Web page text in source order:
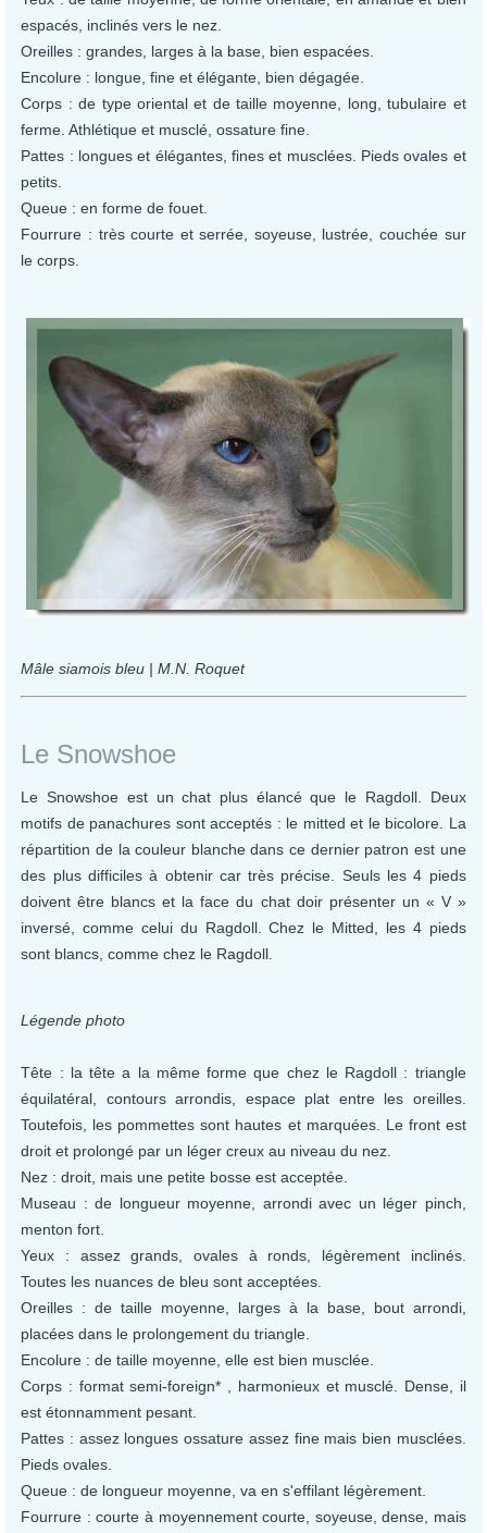
espacés, inclinés vers le nez.
Oreilles : grandes, larges à la base, bien espacées.
Encolure : longue, fine et élégante, bien dégagée.
Corps : de type oriental et de taille moyenne, long, tubulaire et
ferme. Athlétique et musclé, ossature fine.
Pattes : longues et élégantes, fines et musclées. Pieds ovales et
petits.
Queue : en forme de fouet.
Fourrure : très courte et serrée, soyeuse, lustrée, couchée sur
le corps.
Mâle siamois bleu | M.N. Roquet
Le Snowshoe
Le Snowshoe est un chat plus élancé que le Ragdoll. Deux
motifs de panachures sont acceptés : le mitted et le bicolore. La
répartition de la couleur blanche dans ce dernier patron est une
des plus difficiles à obtenir car très précise. Seuls les 4 pieds
doivent être blancs et la face du chat doir présenter un « V »
inversé, comme celui du Ragdoll. Chez le Mitted, les 4 pieds
sont blancs, comme chez le Ragdoll.
Légende photo
Tête : la tête a la même forme que chez le Ragdoll : triangle
équilatéral, contours arrondis, espace plat entre les oreilles.
Toutefois, les pommettes sont hautes et marquées. Le front est
droit et prolongé par un léger creux au niveau du nez.
Nez : droit, mais une petite bosse est acceptée.
Museau : de longueur moyenne, arrondi avec un léger pinch,
menton fort.
Yeux : assez grands, ovales à ronds, légèrement inclinés.
Toutes les nuances de bleu sont acceptées.
Oreilles : de taille moyenne, larges à la base, bout arrondi,
placées dans le prolongement du triangle.
Encolure : de taille moyenne, elle est bien musclée.
Corps : format semi-foreign* , harmonieux et musclé. Dense, il
est étonnamment pesant.
Pattes : assez longues ossature assez fine mais bien musclées.
Pieds ovales.
Queue : de longueur moyenne, va en s'effilant légèrement.
Fourrure : courte à moyennement courte, soyeuse, dense, mais